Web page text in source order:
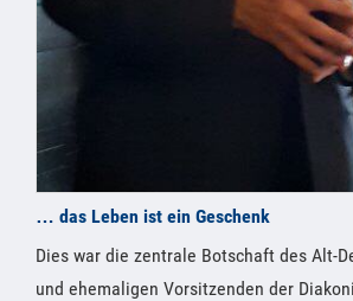
… das Leben ist ein Geschenk
Dies war die zentrale Botschaft des Alt-
und ehemaligen Vorsitzenden der